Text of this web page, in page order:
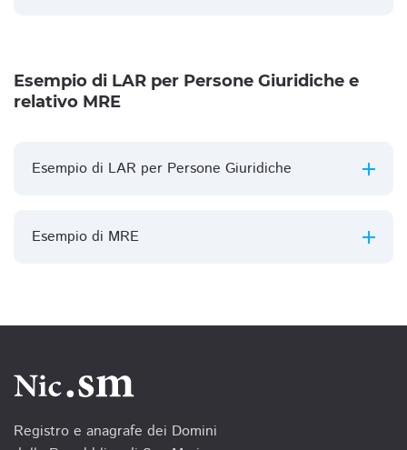
Esempio di LAR per Persone Giuridiche e
relativo MRE
Esempio di LAR per Persone Giuridiche
Esempio di MRE
Registro e anagrafe dei Domini